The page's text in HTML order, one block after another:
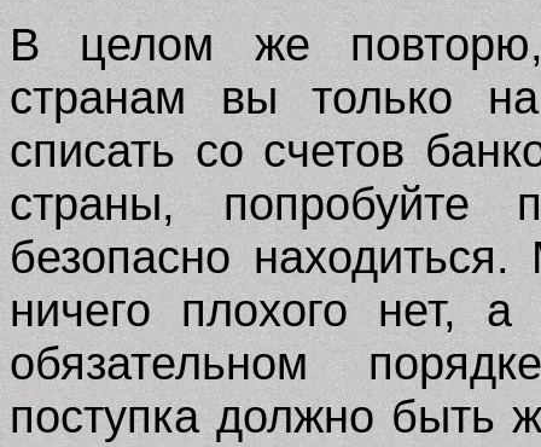
В целом же
странам вы только
списать со счетов
страны,
безопасно
ничего плохого нет,
обязательном
поступка должно быть